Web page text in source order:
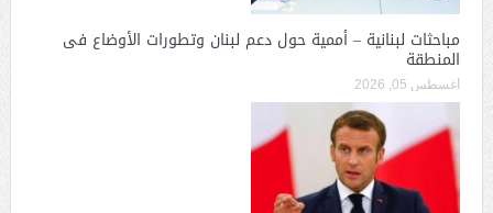
مباحثات لبنانية – أممية حول دعم لبنان وتطورات الأوضاع فى
المنطقة
أغسطس 05, 2026